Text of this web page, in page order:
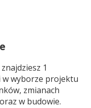
1
wyborze projektu
zmianach
w budowie.